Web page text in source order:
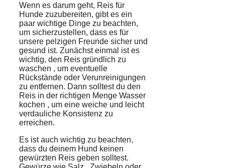
Wenn es darum geht, Reis für
Hunde zuzubereiten, gibt es ein
paar wichtige Dinge zu beachten,
um sicherzustellen, dass es für
unsere pelzigen Freunde sicher und
gesund ist. Zunächst einmal ist es
wichtig, den Reis gründlich zu
waschen , um eventuelle
Rückstände oder Verunreinigungen
zu entfernen. Dann solltest du den
Reis in der richtigen Menge Wasser
kochen , um eine weiche und leicht
verdauliche Konsistenz zu
erreichen.
Es ist auch wichtig zu beachten,
dass du deinem Hund keinen
gewürzten Reis geben solltest.